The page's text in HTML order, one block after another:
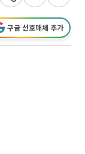
구글 선호매체 추가